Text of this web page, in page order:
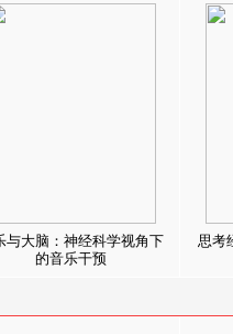
与大脑：神经科学视角下
的音乐干预
思考